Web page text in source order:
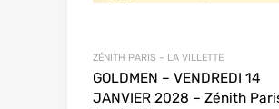
ZÉNITH PARIS – LA VILLETTE
GOLDMEN – VENDREDI 14
JANVIER 2028 – Zénith